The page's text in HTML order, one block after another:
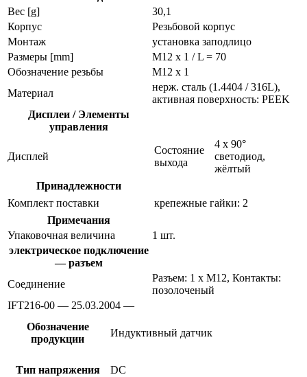
Вес [g]
30,1
Корпус
Резьбовой корпус
Монтаж
установка заподлицо
Размеры [mm]
M12 x 1 / L = 70
Обозначение резьбы
M12 x 1
Материал
нерж. сталь (1.4404 / 316L),
активная поверхность: PEEK
Дисплеи / Элементы
управления
Дисплей
Состояние
выхода
4 x 90°
светодиод,
жёлтый
Принадлежности
Комплект поставки
крепежные гайки: 2
Примечания
Упаковочная величина
1 шт.
электрическое подключение
— разъем
Соединение
Разъем: 1 x M12, Контакты:
позолоченый
IFT216-00 — 25.03.2004 —
Обозначение
продукции
Индуктивный датчик
Тип напряжения DC